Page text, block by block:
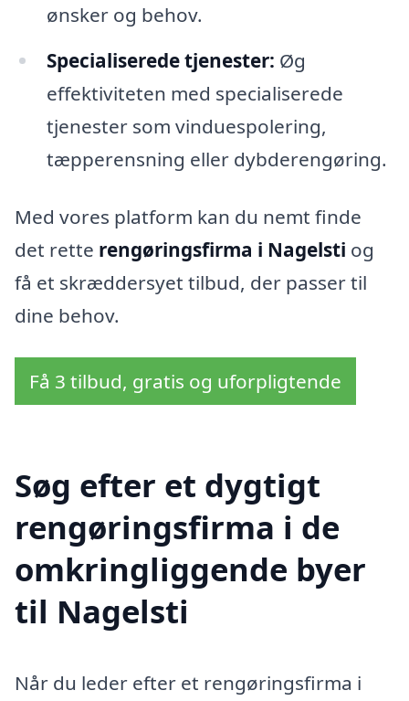
ønsker og behov.
Specialiserede tjenester: Øg
effektiviteten med specialiserede
tjenester som vinduespolering,
tæpperensning eller dybderengøring.
Med vores platform kan du nemt finde
det rette rengøringsfirma i Nagelsti og
få et skræddersyet tilbud, der passer til
dine behov.
Få 3 tilbud, gratis og uforpligtende
Søg efter et dygtigt
rengøringsfirma i de
omkringliggende byer
til Nagelsti
Når du leder efter et rengøringsfirma i